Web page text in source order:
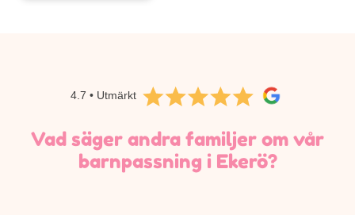
Vad säger andra familjer om vår
barnpassning i Ekerö?
4.7 • Utmärkt